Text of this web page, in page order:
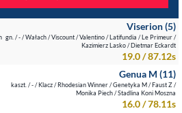
Viserion (5)
gn. / - / Wałach / Viscount / Valentino / Latifundia / Le Primeur /
Kazimierz Lasko / Dietmar Eckardt
19.0 / 87.12s
Genua M (11)
kaszt. / - / Klacz / Rhodesian Winner / Genetyka M / Faust Z /
Monika Piech / Stadlina Koni Moszna
16.0 / 78.11s